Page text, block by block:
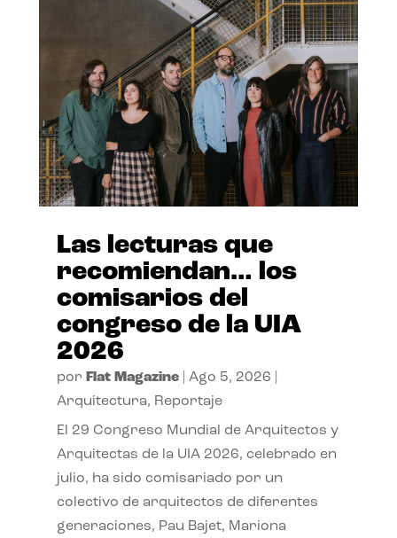
Las lecturas que
recomiendan… los
comisarios del
congreso de la UIA
2026
por Flat Magazine| Ago 5, 2026
Arquitectura, Reportaje
El 29 Congreso Mundial de Arquitectos y
Arquitectas de la UIA 2026, celebrado en
julio, ha sido comisariado por un
colectivo de arquitectos de diferentes
generaciones, Pau Bajet, Mariona